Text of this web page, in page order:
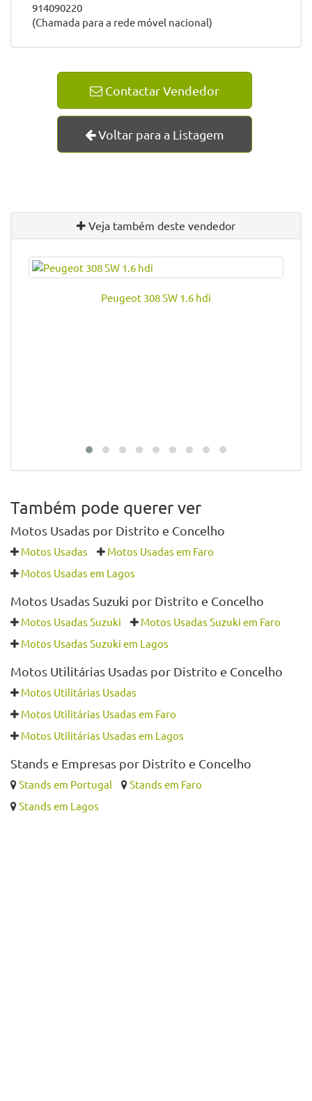
914090220
(Chamada para a rede móvel nacional)
Contactar Vendedor
Voltar para a Listagem
Veja também deste vendedor
Peugeot 308 SW 1.6 hdi
Também pode querer ver
Motos Usadas por Distrito e Concelho
Motos Usadas
Motos Usadas em Faro
Motos Usadas em Lagos
Motos Usadas Suzuki por Distrito e Concelho
Motos Usadas Suzuki
Motos Usadas Suzuki em Faro
Motos Usadas Suzuki em Lagos
Motos Utilitárias Usadas por Distrito e Concelho
Motos Utilitárias Usadas
Motos Utilitárias Usadas em Faro
Motos Utilitárias Usadas em Lagos
Stands e Empresas por Distrito e Concelho
Stands em Portugal
Stands em Faro
Stands em Lagos